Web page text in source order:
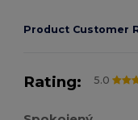
Product Customer
Rating: 5.0